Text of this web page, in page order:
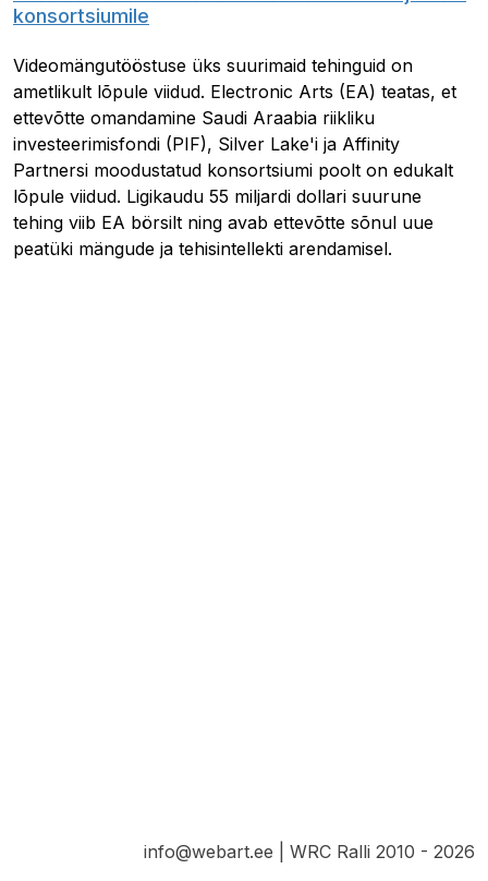
konsortsiumile
Videomängutööstuse üks suurimaid tehinguid on
ametlikult lõpule viidud. Electronic Arts (EA) teatas, et
ettevõtte omandamine Saudi Araabia riikliku
investeerimisfondi (PIF), Silver Lake'i ja Affinity
Partnersi moodustatud konsortsiumi poolt on edukalt
lõpule viidud. Ligikaudu 55 miljardi dollari suurune
tehing viib EA börsilt ning avab ettevõtte sõnul uue
peatüki mängude ja tehisintellekti arendamisel.
info@webart.ee | WRC Ralli 2010 - 2026